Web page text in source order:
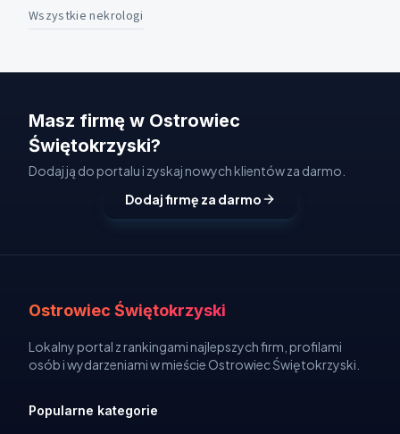
Wszystkie nekrologi
Masz firmę w Ostrowiec
Świętokrzyski?
Dodaj ją do portalu i zyskaj nowych klientów za darmo.
Dodaj firmę za darmo
Ostrowiec Świętokrzyski
Lokalny portal z rankingami najlepszych firm, profilami
osób i wydarzeniami w mieście Ostrowiec Świętokrzyski.
Popularne kategorie